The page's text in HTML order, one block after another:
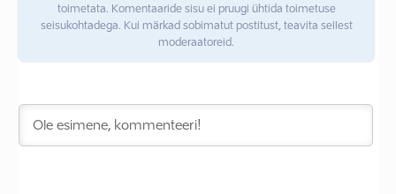
toimetata. Komentaaride sisu ei pruugi ühtida toimetuse
seisukohtadega. Kui märkad sobimatut postitust, teavita sellest
moderaatoreid.